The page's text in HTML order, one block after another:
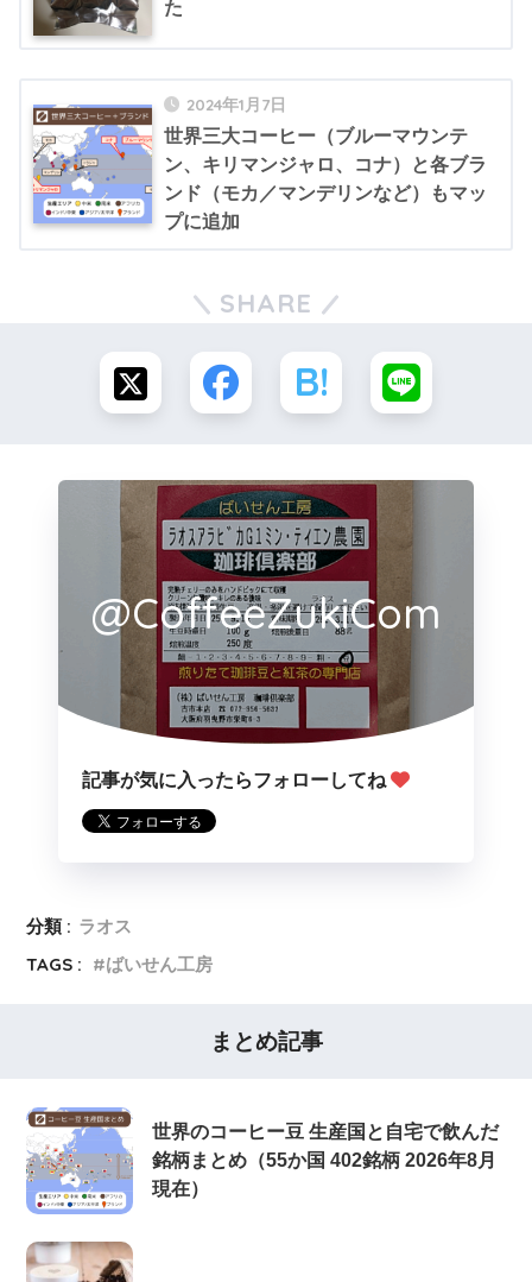
た
2024年1月7日
世界三大コーヒー（ブルーマウンテ
ン、キリマンジャロ、コナ）と各ブラ
ンド（モカ／マンデリンなど）もマッ
プに追加
SHARE
@CoffeeZukiCom
記事が気に入ったらフォローしてね
分類 : ラオス
TAGS :
ばいせん工房
まとめ記事
世界のコーヒー豆 生産国と自宅で飲んだ
銘柄まとめ（55か国 402銘柄 2026年8月
現在）